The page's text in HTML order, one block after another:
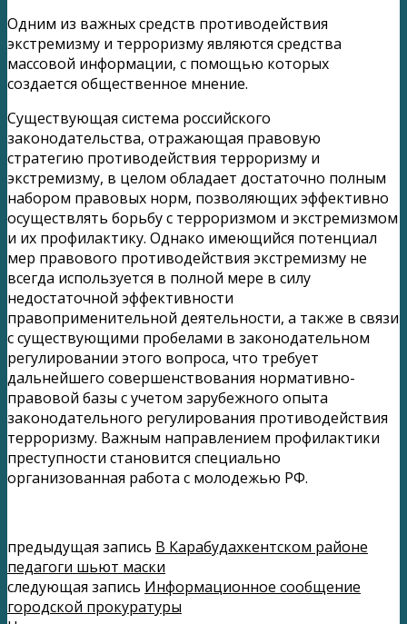
Одним из важных средств противодействия
экстремизму и терроризму являются средства
массовой информации, с помощью которых
создается общественное мнение.
Существующая система российского
законодательства, отражающая правовую
стратегию противодействия терроризму и
экстремизму, в целом обладает достаточно полным
набором правовых норм, позволяющих эффективно
осуществлять борьбу с терроризмом и экстремизмом
и их профилактику. Однако имеющийся потенциал
мер правового противодействия экстремизму не
всегда используется в полной мере в силу
недостаточной эффективности
правоприменительной деятельности, а также в связи
с существующими пробелами в законодательном
регулировании этого вопроса, что требует
дальнейшего совершенствования нормативно-
правовой базы с учетом зарубежного опыта
законодательного регулирования противодействия
терроризму. Важным направлением профилактики
преступности становится специально
организованная работа с молодежью РФ.
предыдущая запись В Карабудахкентском районе
педагоги шьют маски
следующая запись Информационное сообщение
городской прокуратуры